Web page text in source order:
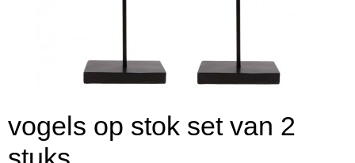
vogels op stok set van 2